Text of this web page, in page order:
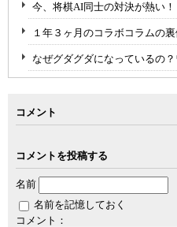
今、将棋AI同士の対決が熱い！
１年３ヶ月のコラボコラムの裏
なぜグダグダになっているの
コメント
コメントを投稿する
名前
名前を記憶しておく
コメント：